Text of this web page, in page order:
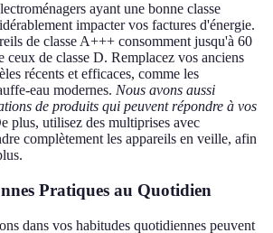
ayant une bonne classe
impacter vos factures d'énergie.
de classe A+++ consomment jusqu'à 60
ceux de classe D. Remplacez vos anciens
récents et efficaces, comme les
eau modernes. Nous avons aussi
de produits qui peuvent répondre à vos
plus, utilisez des multiprises avec
complètement les appareils en veille, afin
Pratiques au Quotidien
dans vos habitudes quotidiennes peuvent